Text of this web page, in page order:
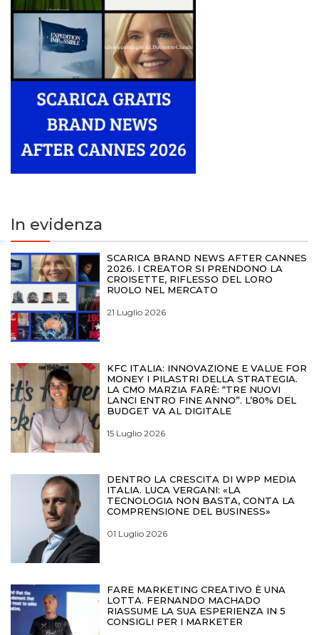
In evidenza
SCARICA BRAND NEWS AFTER CANNES
2026. I CREATOR SI PRENDONO LA
CROISETTE, RIFLESSO DEL LORO
RUOLO NEL MERCATO
21 Luglio 2026
KFC ITALIA: INNOVAZIONE E VALUE FOR
MONEY I PILASTRI DELLA STRATEGIA.
LA CMO MARZIA FARÈ: “TRE NUOVI
LANCI ENTRO FINE ANNO”. L’80% DEL
BUDGET VA AL DIGITALE
15 Luglio 2026
DENTRO LA CRESCITA DI WPP MEDIA
ITALIA. LUCA VERGANI: «LA
TECNOLOGIA NON BASTA, CONTA LA
COMPRENSIONE DEL BUSINESS»
01 Luglio 2026
FARE MARKETING CREATIVO È UNA
LOTTA. FERNANDO MACHADO
RIASSUME LA SUA ESPERIENZA IN 5
CONSIGLI PER I MARKETER